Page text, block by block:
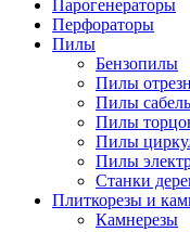
Парогенераторы
Перфораторы
Пилы
Бензопилы
Пилы
Пилы
Пилы
Пилы
Пилы
Станки
Плиткорезы и
Камнерезы